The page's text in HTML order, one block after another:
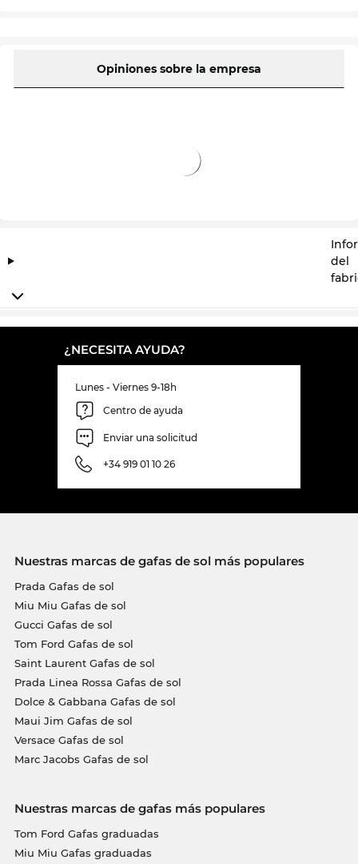
Opiniones sobre la empresa
del
¿NECESITA AYUDA?
Lunes - Viernes 9-18h
Centro de ayuda
Enviar una solicitud
+34 919 01 10 26
Nuestras marcas de gafas de sol más populares
Prada Gafas de sol
Miu Miu Gafas de sol
Gucci Gafas de sol
Tom Ford Gafas de sol
Saint Laurent Gafas de sol
Prada Linea Rossa Gafas de sol
Dolce & Gabbana Gafas de sol
Maui Jim Gafas de sol
Versace Gafas de sol
Marc Jacobs Gafas de sol
Nuestras marcas de gafas más populares
Tom Ford Gafas graduadas
Miu Miu Gafas graduadas